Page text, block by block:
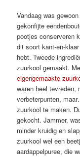
Vandaag was
gekonfijte
pootjes conserveren
dit soort kant-en-
hebt. Tweede
zuurkool gemaakt.
eigengemaakte
waren heel tevreden,
verbeterpunten,
zuurkool te maken.
gekocht. Jammer,
minder kruidig en
zuurkool wel een
aardappelpuree, die